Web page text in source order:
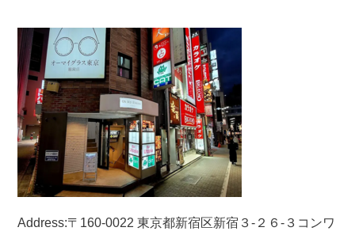
Address:〒160-0022 東京都新宿区新宿３-２６-３コンワ